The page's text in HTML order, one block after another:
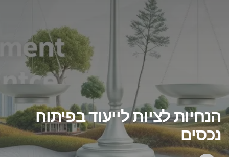
הנחיות לציות לייעוד בפיתוח
נכסים